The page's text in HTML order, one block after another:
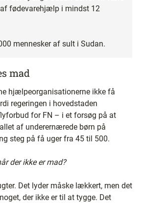
fødevarehjælp i mindst 12
mennesker af sult i Sudan.
mad
hjælpeorganisationerne ikke få
regeringen i hovedstaden
for FN – i et forsøg på at
af underernærede børn på
steg på få uger fra 45 til 500.
der ikke er mad?
Det lyder måske lækkert, men det
der ikke er til at tygge. Det